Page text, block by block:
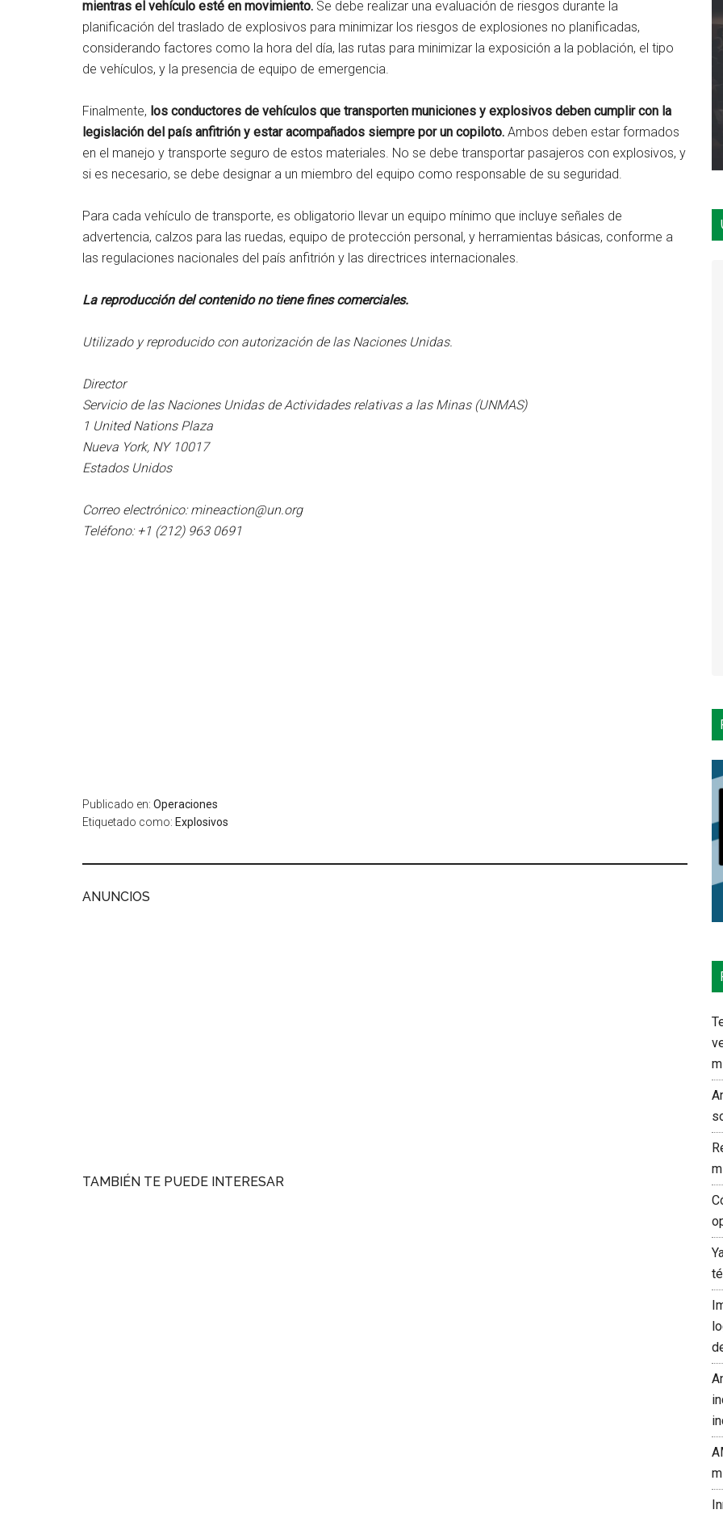
mientras el vehículo esté en movimiento. Se debe realizar una evaluación de riesgos durante la
planificación del traslado de explosivos para minimizar los riesgos de explosiones no planificadas,
considerando factores como la hora del día, las rutas para minimizar la exposición a la población, el tipo
de vehículos, y la presencia de equipo de emergencia.
Finalmente, los conductores de vehículos que transporten municiones y explosivos deben cumplir con la
legislación del país anfitrión y estar acompañados siempre por un copiloto. Ambos deben estar formados
en el manejo y transporte seguro de estos materiales. No se debe transportar pasajeros con explosivos, y
si es necesario, se debe designar a un miembro del equipo como responsable de su seguridad.
Para cada vehículo de transporte, es obligatorio llevar un equipo mínimo que incluye señales de
advertencia, calzos para las ruedas, equipo de protección personal, y herramientas básicas, conforme a
las regulaciones nacionales del país anfitrión y las directrices internacionales.
La reproducción del contenido no tiene fines comerciales.
Utilizado y reproducido con autorización de las Naciones Unidas.
Director
Servicio de las Naciones Unidas de Actividades relativas a las Minas (UNMAS)
1 United Nations Plaza
Nueva York, NY 10017
Estados Unidos
Correo electrónico: mineaction@un.org
Teléfono: +1 (212) 963 0691
Publicado en: Operaciones
Etiquetado como: Explosivos
ANUNCIOS
TAMBIÉN TE PUEDE INTERESAR